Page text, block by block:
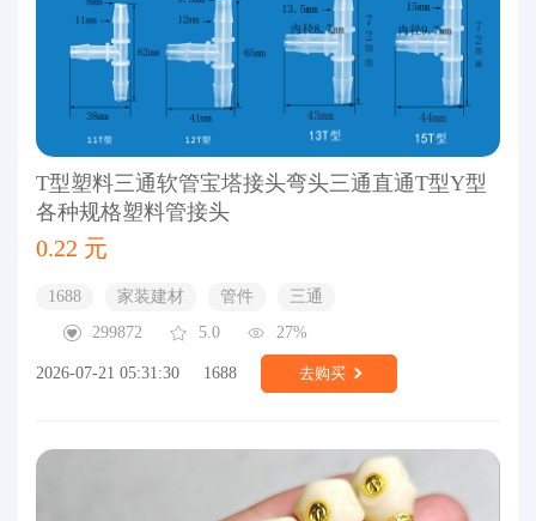
T型塑料三通软管宝塔接头弯头三通直通T型Y型
各种规格塑料管接头
0.22 元
1688 家装建材 管件
三通
299872
5.0 27%
2026-07-21 05:31:30 1688 去购买